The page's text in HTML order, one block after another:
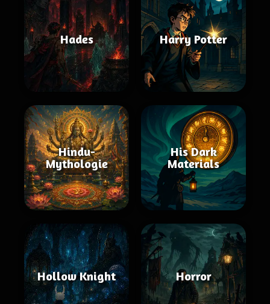
Hades Harry Potter
Hindu-
Mythologie
His Dark
Materials
Hollow Knight Horror